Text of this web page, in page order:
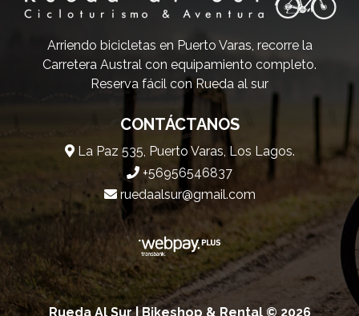
Arriendo bicicletas en Puerto Varas, recorre la
Carretera Austral con equipamiento completo.
Reserva fácil con Rueda al sur
CONTÁCTANOS
La Paz 535, Puerto Varas, Los Lagos.
+56956546837
ruedaalsur@gmail.com
Rueda Al Sur | Bikeshop & Rental © 2026